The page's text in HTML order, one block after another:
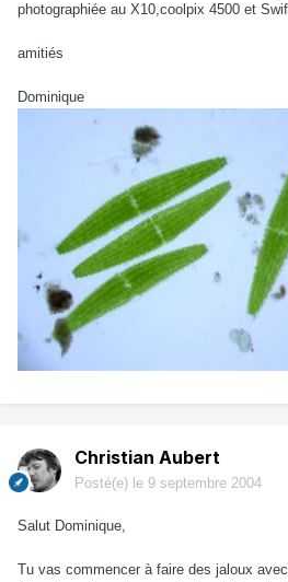
photographiée au X10,coolpix 4500 et
amitiés
Dominique
Christian Aubert
Posté(e) le 9 septembre 2004
Salut Dominique,
Tu vas commencer à faire des jaloux